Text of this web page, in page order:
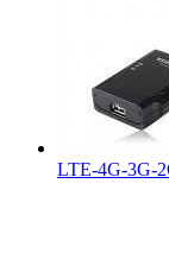
LTE-4G-3G-